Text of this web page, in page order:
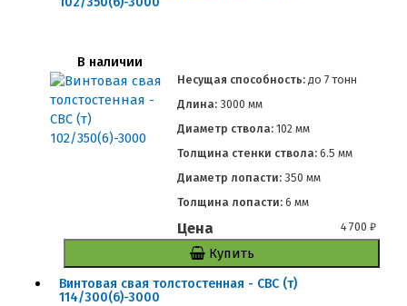
В наличии
Несущая способность: до 7 тонн
Длина:3000 мм
Диаметр ствола:102 мм
Толщина стенки ствола:6.5 мм
Диаметр лопасти:350 мм
Толщина лопасти:6 мм
Цена 4 700₽
Купить
Винтовая свая толстостенная - СВС (т)
114/300(6)-3000